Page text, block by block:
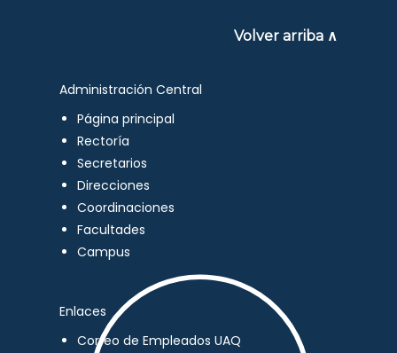
Volver arriba ∧
Administración Central
Página principal
Rectoría
Secretarios
Direcciones
Coordinaciones
Facultades
Campus
Enlaces
Correo de Empleados UAQ